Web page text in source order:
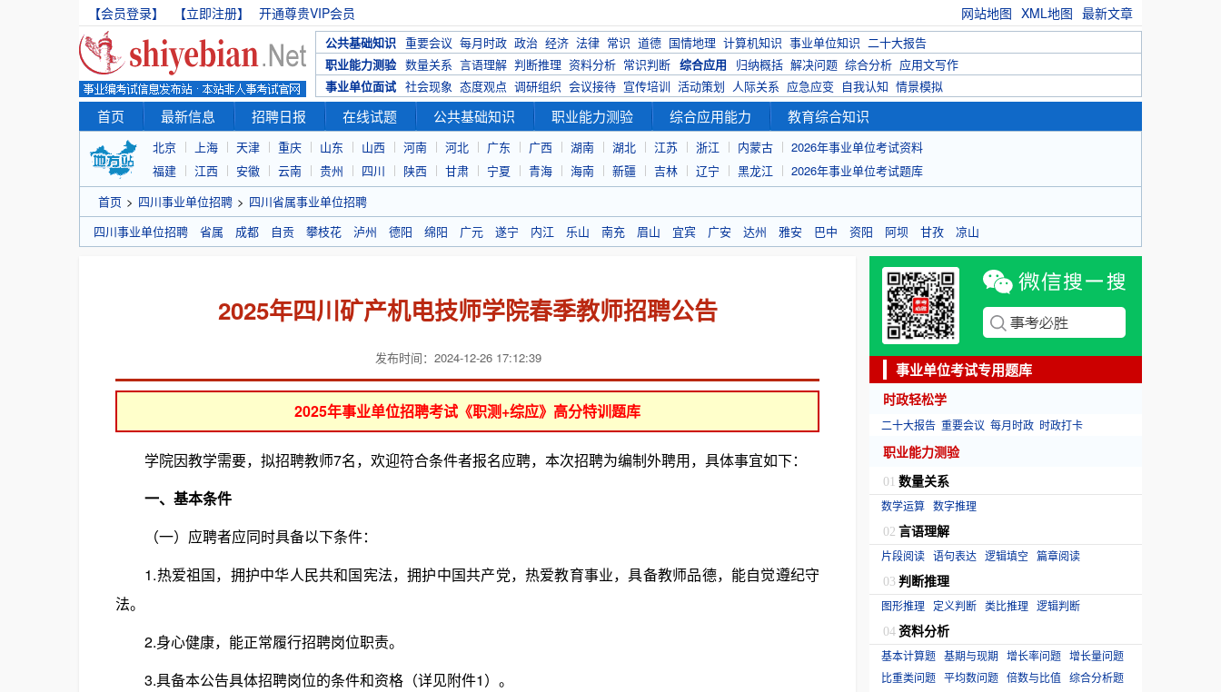
【会员登录】 【立即注册】 开通尊贵VIP会员 网站地图 XML地图 最新文章
公共基础知识 重要会议 每月时政 政治 经济 法律 常识 道德 国情地理 计算机知识 事业单位知识 二十大报告
职业能力测验 数量关系 言语理解 判断推理 资料分析 常识判断 综合应用 归纳概括 解决问题 综合分析 应用文写作
事业单位面试 社会现象 态度观点 调研组织 会议接待 宣传培训 活动策划 人际关系 应急应变 自我认知 情景模拟
首页 最新信息 招聘日报 在线试题 公共基础知识 职业能力测验 综合应用能力 教育综合知识
北京 上海 天津 重庆 山东 山西 河南 河北 广东 广西 湖南 湖北 江苏 浙江 内蒙古
2026年事业单位考试资料
福建
江西 安徽 云南 贵州 四川 陕西 甘肃 宁夏 青海 海南 新疆 吉林 辽宁 黑龙江
2026年事业单位考试题库
首页 > 四川事业单位招聘 > 四川省属事业单位招聘
四川事业单位招聘
省属 成都 自贡 攀枝花 泸州 德阳 绵阳 广元 遂宁 内江 乐山 南充 眉山 宜宾 广安 达州 雅安 巴中 资阳 阿坝 甘孜 凉山
2025年四川矿产机电技师学院春季教师招聘公告
发布时间：2024-12-26 17:12:39
2025年事业单位招聘考试《职测+综应》高分特训题库
学院因教学需要，拟招聘教师7名，欢迎符合条件者报名应聘，本次招聘为编制外聘用，具体事宜如下：
一、基本条件
（一）应聘者应同时具备以下条件：
1.热爱祖国，拥护中华人民共和国宪法，拥护中国共产党，热爱教育事业，具备教师品德，能自觉遵纪守
法。
2.身心健康，能正常履行招聘岗位职责。
3.具备本公告具体招聘岗位的条件和资格（详见附件1）。
事业单位考试专用题库
时政轻松学
二十大报告 重要会议 每月时政 时政打卡
职业能力测验
01 数量关系
数学运算 数字推理
02 言语理解
片段阅读 语句表达 逻辑填空 篇章阅读
03 判断推理
图形推理 定义判断 类比推理 逻辑判断
04 资料分析
基本计算题 基期与现期 增长率问题 增长量问题
比重类问题 平均数问题 倍数与比值 综合分析题